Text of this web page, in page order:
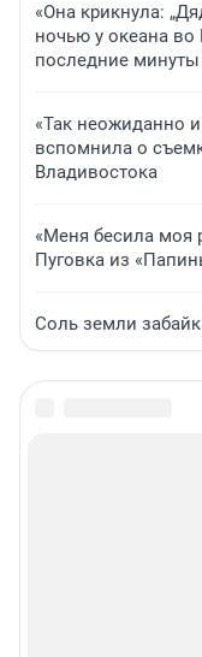
«Она крикнула:
ночью у океана
последние
«Так неожиданно
вспомнила о
Владивостока
«Меня бесила моя
Пуговка из
Соль земли